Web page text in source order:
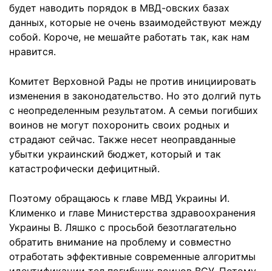
будет наводить порядок в МВД-овских базах
данных, которые не очень взаимодействуют между
собой. Короче, не мешайте работать так, как нам
нравится.
Комитет Верховной Рады не против инициировать
изменения в законодательство. Но это долгий путь
с неопределенным результатом. А семьи погибших
воинов не могут похоронить своих родных и
страдают сейчас. Также несет неоправданные
убытки украинский бюджет, который и так
катастрофически дефицитный.
Поэтому обращаюсь к главе МВД Украины И.
Клименко и главе Министерства здравоохранения
Украины В. Ляшко с просьбой безотлагательно
обратить внимание на проблему и совместно
отработать эффективные современные алгоритмы